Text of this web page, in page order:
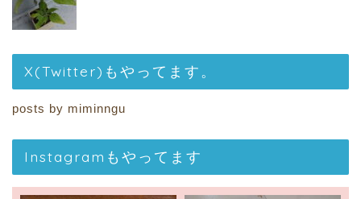
X(Twitter)もやってます。
posts by miminngu
Instagramもやってます